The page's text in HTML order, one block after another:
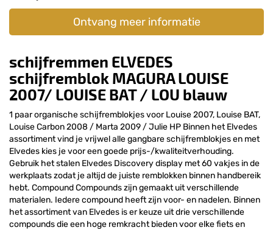
Ontvang meer informatie
schijfremmen ELVEDES
schijfremblok MAGURA LOUISE
2007/ LOUISE BAT / LOU blauw
1 paar organische schijfremblokjes voor Louise 2007, Louise BAT,
Louise Carbon 2008 / Marta 2009 / Julie HP Binnen het Elvedes
assortiment vind je vrijwel alle gangbare schijfremblokjes en met
Elvedes kies je voor een goede prijs-/kwaliteitverhouding.
Gebruik het stalen Elvedes Discovery display met 60 vakjes in de
werkplaats zodat je altijd de juiste remblokken binnen handbereik
hebt. Compound Compounds zijn gemaakt uit verschillende
materialen. Iedere compound heeft zijn voor- en nadelen. Binnen
het assortiment van Elvedes is er keuze uit drie verschillende
compounds die een hoge remkracht bieden voor elke fiets en